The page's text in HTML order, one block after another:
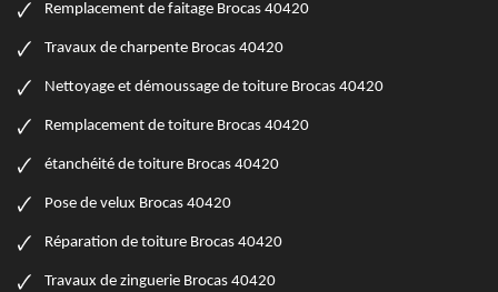
Remplacement de faitage Brocas 40420
Travaux de charpente Brocas 40420
Nettoyage et démoussage de toiture Brocas 40420
Remplacement de toiture Brocas 40420
étanchéité de toiture Brocas 40420
Pose de velux Brocas 40420
Réparation de toiture Brocas 40420
Travaux de zinguerie Brocas 40420